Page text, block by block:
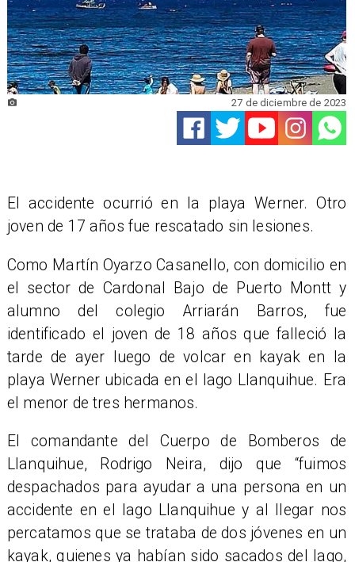
27 de diciembre de 2023
El accidente ocurrió en la playa Werner. Otro
joven de 17 años fue rescatado sin lesiones.
Como Martín Oyarzo Casanello, con domicilio en
el sector de Cardonal Bajo de Puerto Montt y
alumno del colegio Arriarán Barros, fue
identificado el joven de 18 años que falleció la
tarde de ayer luego de volcar en kayak en la
playa Werner ubicada en el lago Llanquihue. Era
el menor de tres hermanos.
El comandante del Cuerpo de Bomberos de
Llanquihue, Rodrigo Neira, dijo que “fuimos
despachados para ayudar a una persona en un
accidente en el lago Llanquihue y al llegar nos
percatamos que se trataba de dos jóvenes en un
kayak, quienes ya habían sido sacados del lago,